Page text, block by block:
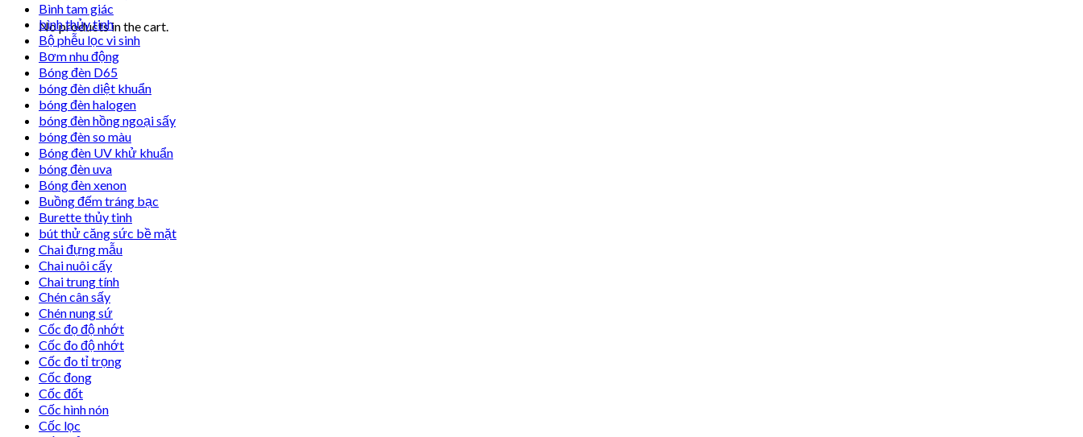
No products in the cart.
Bình tam giác
bình thủy tinh
Bộ phễu lọc vi sinh
Bơm nhu động
Bóng đèn D65
bóng đèn diệt khuẩn
bóng đèn halogen
bóng đèn hồng ngoại sấy
bóng đèn so màu
Bóng đèn UV khử khuẩn
bóng đèn uva
Bóng đèn xenon
Buồng đếm tráng bạc
Burette thủy tinh
bút thử căng sức bề mặt
Chai đựng mẫu
Chai nuôi cấy
Chai trung tính
Chén cân sấy
Chén nung sứ
Cốc đọ độ nhớt
Cốc đo độ nhớt
Cốc đo tỉ trọng
Cốc đong
Cốc đốt
Cốc hình nón
Cốc lọc